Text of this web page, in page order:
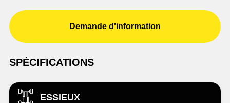
Demande d'information
SPÉCIFICATIONS
ESSIEUX